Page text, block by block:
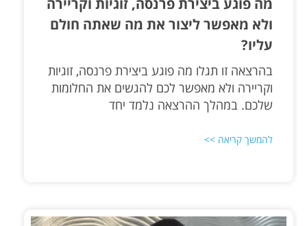
מה פוגע ביצירת פרנסה, זוגיות וקריירה
ולא מאפשר ליצור את מה שאתה חולם
עליו?
בהרצאה זו תגלו מה פוגע ביצירת פרנסה, זוגיות
וקריירה ולא מאפשר לכם להגשים את החלומות
שלכם. במהלך ההרצאה נלמד יחד
להמשך קריאה >>